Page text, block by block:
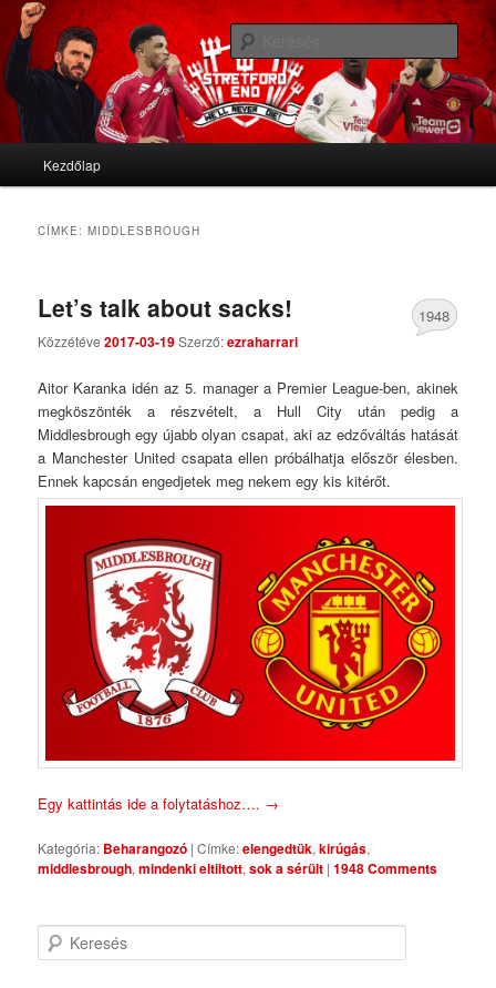
Stretford End
We'll never die
Tovább az elsődleges tartalomra
Tovább a másodlagos tartalomra
Kezdőlap
CÍMKE:MIDDLESBROUGH
Let’s talk about sacks!
Közzétéve2017-03-19Szerző:ezraharrari
1948
Aitor Karanka idén az 5. manager a Premier League-ben, akinek
megköszönték a részvételt, a Hull City után pedig a
Middlesbrough egy újabb olyan csapat, aki az edzőváltás hatását
a Manchester United csapata ellen próbálhatja először élesben.
Ennek kapcsán engedjetek meg nekem egy kis kitérőt.
Egy kattintás ide a folytatáshoz…. →
Kategória: Beharangozó |Címke:elengedtük,kirúgás,
middlesbrough,mindenki eltiltott,sok a sérült |1948 Comments
Keresés